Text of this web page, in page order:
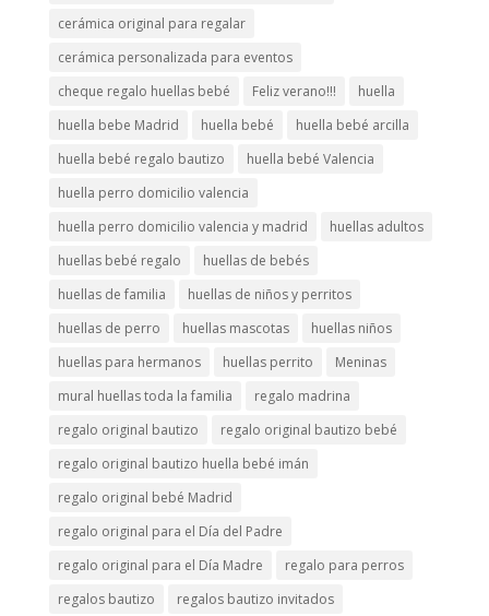
cerámica original para regalar
cerámica personalizada para eventos
cheque regalo huellas bebé
Feliz verano!!!
huella
huella bebe Madrid
huella bebé
huella bebé arcilla
huella bebé regalo bautizo
huella bebé Valencia
huella perro domicilio valencia
huella perro domicilio valencia y madrid
huellas adultos
huellas bebé regalo
huellas de bebés
huellas de familia
huellas de niños y perritos
huellas de perro
huellas mascotas
huellas niños
huellas para hermanos
huellas perrito
Meninas
mural huellas toda la familia
regalo madrina
regalo original bautizo
regalo original bautizo bebé
regalo original bautizo huella bebé imán
regalo original bebé Madrid
regalo original para el Día del Padre
regalo original para el Día Madre
regalo para perros
regalos bautizo
regalos bautizo invitados